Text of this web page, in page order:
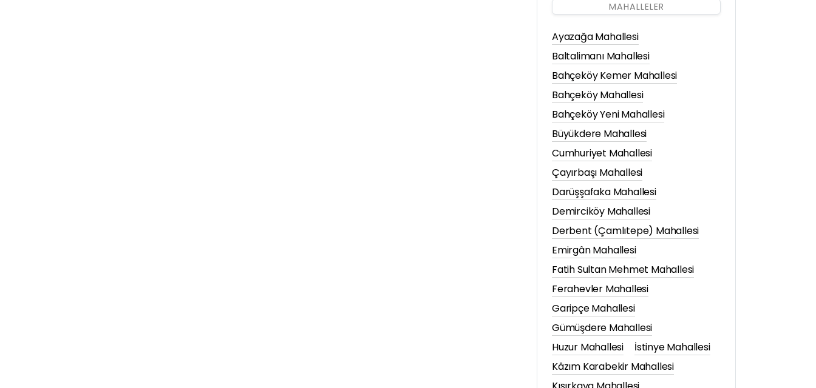
MAHALLELER
Ayazağa Mahallesi
Baltalimanı Mahallesi
Bahçeköy Kemer Mahallesi
Bahçeköy Mahallesi
Bahçeköy Yeni Mahallesi
Büyükdere Mahallesi
Cumhuriyet Mahallesi
Çayırbaşı Mahallesi
Darüşşafaka Mahallesi
Demirciköy Mahallesi
Derbent (Çamlıtepe) Mahallesi
Emirgân Mahallesi
Fatih Sultan Mehmet Mahallesi
Ferahevler Mahallesi
Garipçe Mahallesi
Gümüşdere Mahallesi
Huzur Mahallesi
İstinye Mahallesi
Kâzım Karabekir Mahallesi